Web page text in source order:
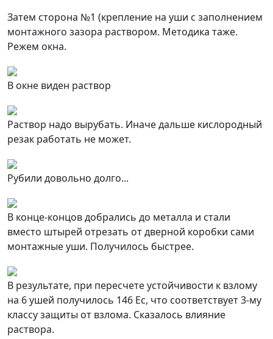
Затем сторона №1 (крепление на уши с заполнением
монтажного зазора раствором. Методика таже.
Режем окна.
В окне виден раствор
Раствор надо вырубать. Иначе дальше кислородный
резак работать не может.
Рубили довольно долго...
В конце-концов добрались до металла и стали
вместо штырей отрезать от дверной коробки сами
монтажные уши. Получилось быстрее.
В результате, при пересчете устойчивости к взлому
на 6 ушей получилось 146 Ес, что соответствует 3-му
классу защиты от взлома. Сказалось влияние
раствора.